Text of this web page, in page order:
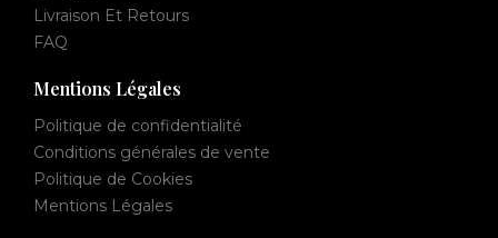
Livraison Et Retours
FAQ
Mentions Légales
Politique de confidentialité
Conditions générales de vente
Politique de Cookies
Mentions Légales